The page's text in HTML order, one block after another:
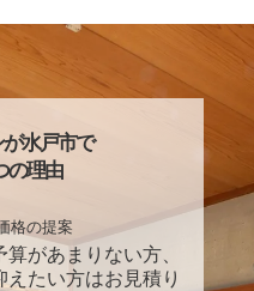
水戸市で
の理由
格の提案
があまりない方、
たい方はお見積り